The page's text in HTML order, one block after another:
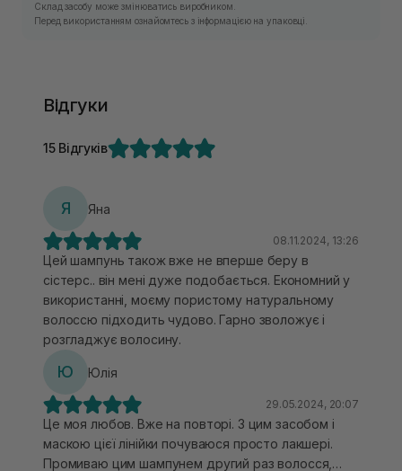
Склад засобу може змінюватись виробником.
Перед використанням ознайомтесь з інформацією на упаковці.
Відгуки
15 Відгуків
Я Яна
08.11.2024, 13:26
Цей шампунь також вже не вперше беру в
сістерс.. він мені дуже подобається. Економний у
використанні, моєму пористому натуральному
волоссю підходить чудово. Гарно зволожує і
розгладжує волосину.
Ю Юлія
29.05.2024, 20:07
Це моя любов. Вже на повторі. З цим засобом і
маскою цієї лінійки почуваюся просто лакшері.
Промиваю цим шампунем другий раз волосся,